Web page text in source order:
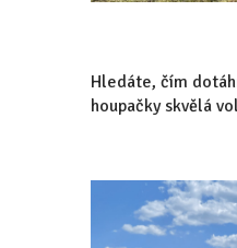
Hledáte, čím
houpačky skvělá